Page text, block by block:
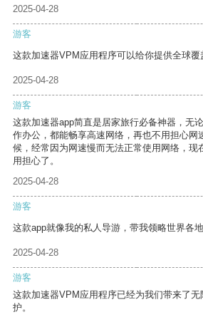
2025-04-28
游客
这款加速器VPM应用程序可以给你提供全球覆
2025-04-28
游客
这款加速器app简直是居家旅行必备神器，无
作办公，都能畅享高速网络，再也不用担心网
候，经常因为网速慢而无法正常使用网络，现
用担心了。
2025-04-28
游客
这款app就像我的私人导游，带我领略世界各地
2025-04-28
游客
这款加速器VPM应用程序已经为我们带来了
护。